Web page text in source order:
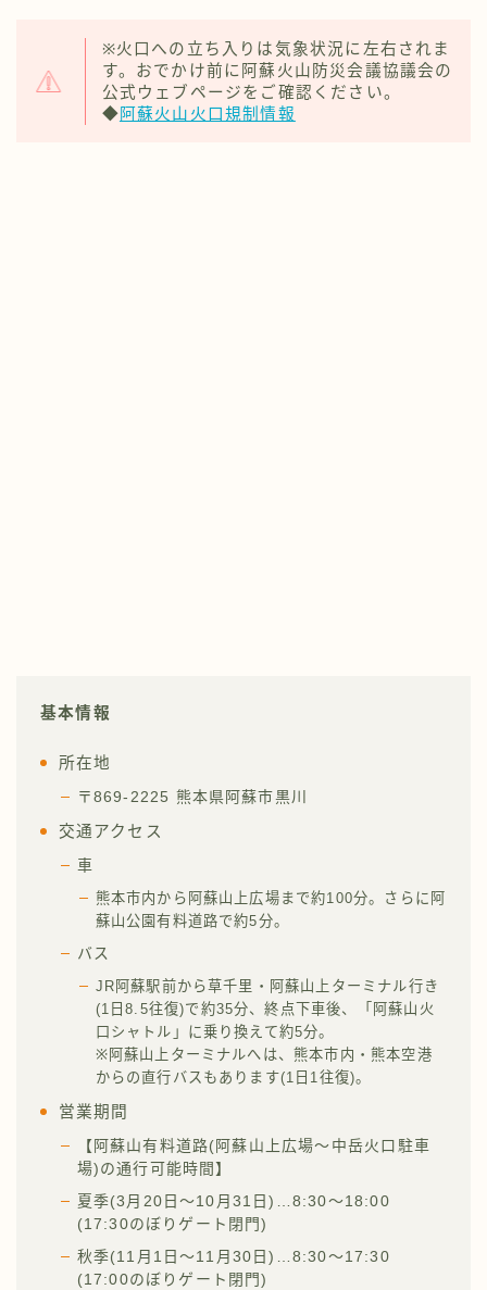
※火口への立ち入りは気象状況に左右されま
す。おでかけ前に阿蘇火山防災会議協議会の
公式ウェブページをご確認ください。
◆阿蘇火山火口規制情報
基本情報
所在地
〒869-2225 熊本県阿蘇市黒川
交通アクセス
車
熊本市内から阿蘇山上広場まで約100分。さらに阿
蘇山公園有料道路で約5分。
バス
JR阿蘇駅前から草千里・阿蘇山上ターミナル行き
(1日8.5往復)で約35分、終点下車後、「阿蘇山火
口シャトル」に乗り換えて約5分。
※阿蘇山上ターミナルへは、熊本市内・熊本空港
からの直行バスもあります(1日1往復)。
営業期間
【阿蘇山有料道路(阿蘇山上広場～中岳火口駐車
場)の通行可能時間】
夏季(3月20日～10月31日)…8:30～18:00
(17:30のぼりゲート閉門)
秋季(11月1日～11月30日)…8:30～17:30
(17:00のぼりゲート閉門)